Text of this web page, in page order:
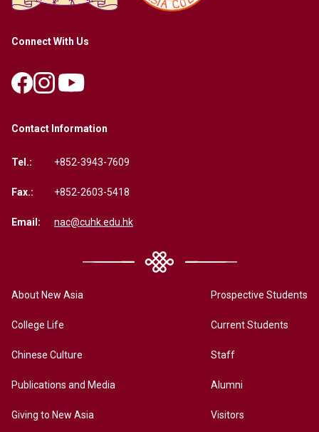
Connect With Us
Contact Information
Tel.: +852-3943-7609
Fax.: +852-2603-5418
Email: nac@cuhk.edu.hk
About New Asia
College Life
Chinese Culture
Publications and Media
Giving to New Asia
Prospective Students
Current Students
Staff
Alumni
Visitors